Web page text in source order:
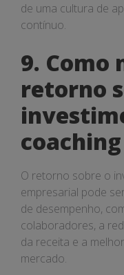
de uma cultura de
contínuo.
9. Como
retorno
O retorno sobre o
empresarial pode
de desempenho,
colaboradores, a
da receita e a
mercado.